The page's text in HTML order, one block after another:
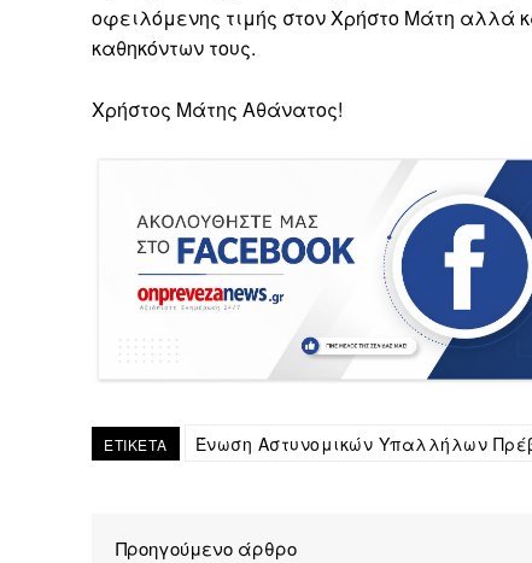
οφειλόμενης τιμής στον Χρήστο Μάτη αλλά
καθηκόντων τους.
Χρήστος Μάτης Αθάνατος!
ΕΤΙΚΕΤΑ Ένωση Αστυνομικών Υπαλλήλων
Προηγούμενο άρθρο